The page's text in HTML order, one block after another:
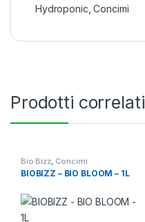
Hydroponic ,Concimi
Prodotti correlati
Bio Bizz, Concimi
BIOBIZZ – BIO BLOOM – 1L